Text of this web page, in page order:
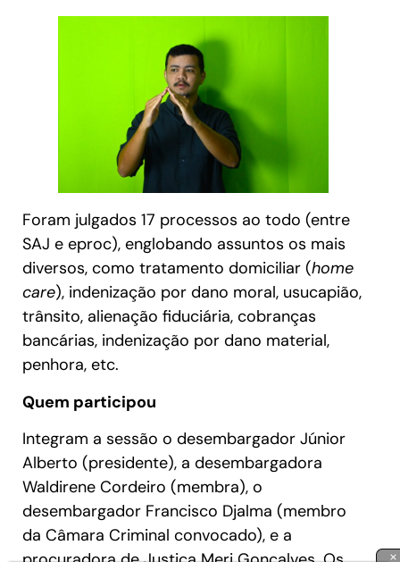
Foram julgados 17 processos ao todo (entre
SAJ e eproc), englobando assuntos os mais
diversos, como tratamento domiciliar (home
care), indenização por dano moral, usucapião,
trânsito, alienação fiduciária, cobranças
bancárias, indenização por dano material,
penhora, etc.
Quem participou
Integram a sessão o desembargador Júnior
Alberto (presidente), a desembargadora
Waldirene Cordeiro (membra), o
desembargador Francisco Djalma (membro
da Câmara Criminal convocado), e a
×